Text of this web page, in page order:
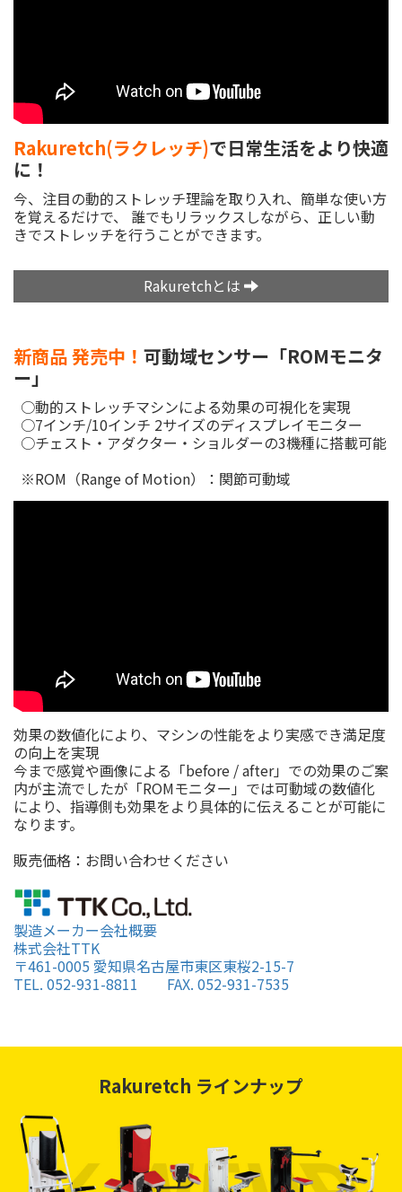
Rakuretch(ラクレッチ)で日常生活をより快適
に！
今、注目の動的ストレッチ理論を取り入れ、簡単な使い方
を覚えるだけで、
誰でもリラックスしながら、正しい動
きでストレッチを行うことができます。
Rakuretchとは
新商品 発売中！ 可動域センサー「ROMモニタ
ー」
○動的ストレッチマシンによる効果の可視化を実現
○7インチ/10インチ 2サイズのディスプレイモニター
○チェスト・アダクター・ショルダーの3機種に搭載可能
※ROM（Range of Motion）：関節可動域
効果の数値化により、マシンの性能をより実感でき満足度
の向上を実現
今まで感覚や画像による「before / after」での効果のご案
内が主流でしたが「ROMモニター」では可動域の数値化
により、指導側も効果をより具体的に伝えることが可能に
なります。
販売価格：お問い合わせください
製造メーカー会社概要
株式会社TTK
〒461-0005 愛知県名古屋市東区東桜2-15-7
TEL. 052-931-8811 FAX. 052-931-7535
Rakuretch ラインナップ